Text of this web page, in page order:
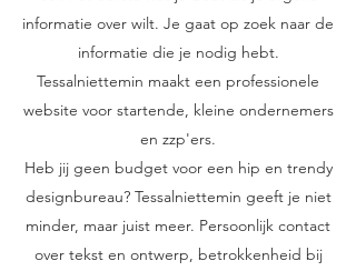
informatie over wilt. Je gaat op zoek naar de
informatie die je nodig hebt.
Tessalniettemin maakt een professionele
website voor startende, kleine ondernemers
en zzp'ers.
Heb jij geen budget voor een hip en trendy
designbureau? Tessalniettemin geeft je niet
minder, maar juist meer. Persoonlijk contact
over tekst en ontwerp, betrokkenheid bij